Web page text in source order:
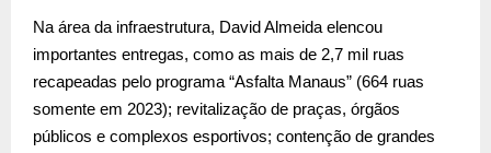
Na área da infraestrutura, David Almeida elencou
importantes entregas, como as mais de 2,7 mil ruas
recapeadas pelo programa “Asfalta Manaus” (664 ruas
somente em 2023); revitalização de praças, órgãos
públicos e complexos esportivos; contenção de grandes